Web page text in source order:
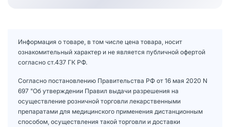
Информация о товаре, в том числе цена товара, носит
ознакомительный характер и не является публичной офертой
согласно ст.437 ГК РФ.
Согласно постановлению Правительства РФ от 16 мая 2020 N
697 "Об утверждении Правил выдачи разрешения на
осуществление розничной торговли лекарственными
препаратами для медицинского применения дистанционным
способом, осуществления такой торговли и доставки